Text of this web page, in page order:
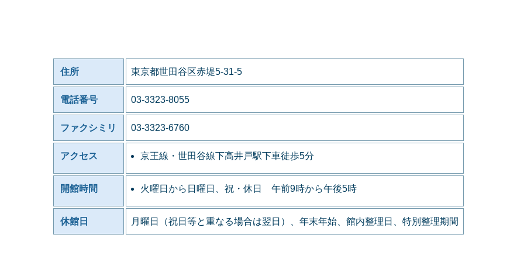
住所 東京都世田谷区赤堤5-31-5
電話番号 03-3323-8055
ファクシミリ 03-3323-6760
アクセス 京王線・世田谷線下高井戸駅下車徒歩5分
開館時間 火曜日から日曜日、祝・休日 午前9時から午後5時
休館日 月曜日（祝日等と重なる場合は翌日）、年末年始、館内整理日、特別整理期間